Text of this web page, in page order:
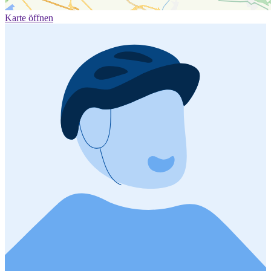
Karte öffnen